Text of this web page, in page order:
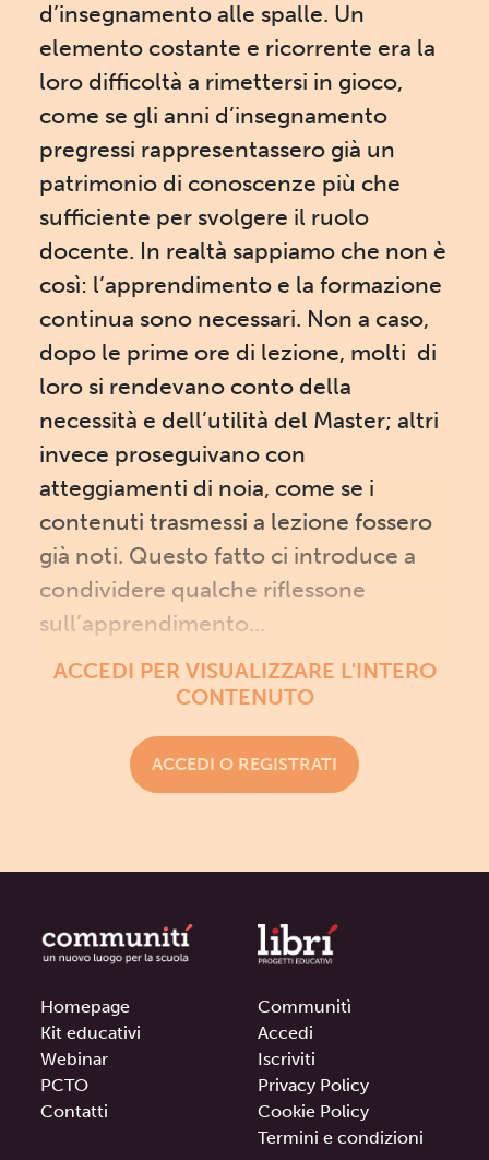
d’insegnamento alle spalle. Un
elemento costante e ricorrente era la
loro difficoltà a rimettersi in gioco,
come se gli anni d’insegnamento
pregressi rappresentassero già un
patrimonio di conoscenze più che
sufficiente per svolgere il ruolo
docente. In realtà sappiamo che non è
così: l’apprendimento e la formazione
continua sono necessari. Non a caso,
dopo le prime ore di lezione, molti di
loro si rendevano conto della
necessità e dell’utilità del Master; altri
invece proseguivano con
atteggiamenti di noia, come se i
contenuti trasmessi a lezione fossero
già noti. Questo fatto ci introduce a
condividere qualche riflessone
sull’apprendimento...
ACCEDI PER VISUALIZZARE L'INTERO
CONTENUTO
ACCEDI O REGISTRATI
Homepage
Kit educativi
Webinar
PCTO
Contatti
Communitì
Accedi
Iscriviti
Privacy Policy
Cookie Policy
Termini e condizioni